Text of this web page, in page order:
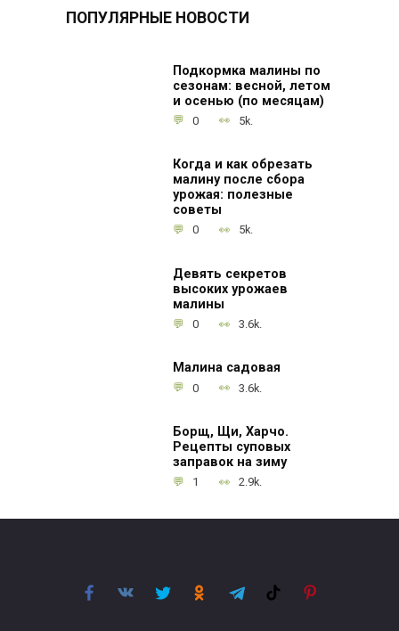
ПОПУЛЯРНЫЕ НОВОСТИ
Подкормка малины по
сезонам: весной, летом
и осенью (по месяцам)
0 5k.
Когда и как обрезать
малину после сбора
урожая: полезные
советы
0 5k.
Девять секретов
высоких урожаев
малины
0 3.6k.
Малина садовая
0 3.6k.
Борщ, Щи, Харчо.
Рецепты суповых
заправок на зиму
1 2.9k.